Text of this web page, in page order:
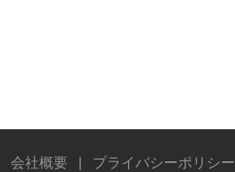
会社概要 プライバシーポリシー